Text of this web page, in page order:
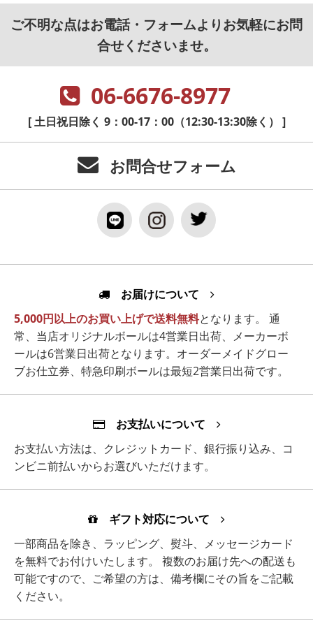
ご不明な点はお電話・フォームよりお気軽にお問
合せくださいませ。
06-6676-8977
[ 土日祝日除く 9：00-17：00（12:30-13:30除く） ]
お問合せフォーム
お届けについて
5,000円以上のお買い上げで送料無料となります。 通
常、当店オリジナルボールは4営業日出荷、メーカーボ
ールは6営業日出荷となります。オーダーメイドグロー
ブお仕立券、特急印刷ボールは最短2営業日出荷です。
お支払いについて
お支払い方法は、クレジットカード、銀行振り込み、コ
ンビニ前払いからお選びいただけます。
ギフト対応について
一部商品を除き、ラッピング、熨斗、メッセージカード
を無料でお付けいたします。 複数のお届け先への配送も
可能ですので、ご希望の方は、備考欄にその旨をご記載
ください。